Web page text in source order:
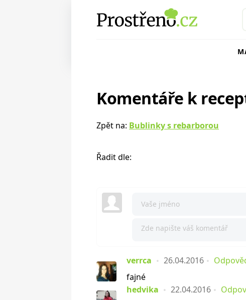
Komentáře k
Zpět na: Bublinky s rebarborou
Řadit dle:
verrca 26.04.2016
fajné
hedvika
22.04.2016